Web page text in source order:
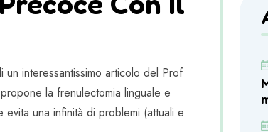
interessantissimo articolo del Prof
la frenulectomia linguale e
una infinità di problemi (attuali e